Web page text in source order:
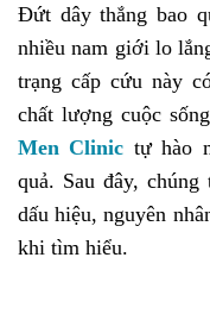
Đứt dây thắng bao
nhiều nam giới lo
trạng cấp cứu này
chất lượng cuộc
Men Clinic tự hào
quả. Sau đây,
dấu hiệu, nguyên
khi tìm hiểu.